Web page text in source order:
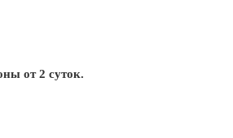
от 2 суток.